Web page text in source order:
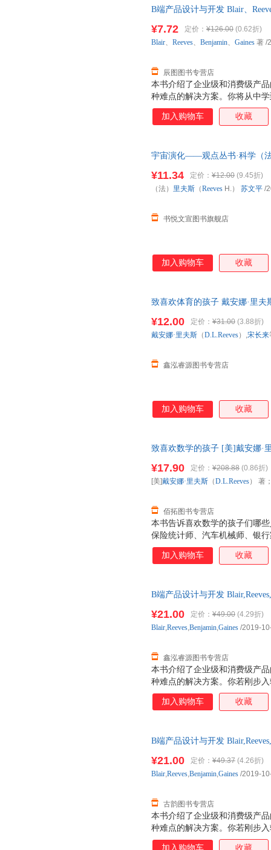
业发展方向的认识。
B端产品设计与开发 Blair、
本书介绍了企业级和消费级产
种难点的解决方案。你将从中
识和行业知识。 本书重点探讨
级产品经理的主要挑战。 l 高
业发展方向的认识。
¥7.72 定价： ¥126.00 (0.62折)
辰图图书专营店
Blair、 Reeves、 Benjamin、 Gaines 著 /
加入购物车 收藏
宇宙演化——观点丛书·科学（
可开发票,放心选购
¥11.34 定价： ¥12.00 (9.45折)
书悦文宣图书旗舰店
（法） 里夫斯 （Reeves H.） 苏文平 /
加入购物车 收藏
致喜欢体育的孩子 戴安娜·里夫
¥12.00 定价： ¥31.00 (3.88折)
鑫泓睿源图书专营店
戴安娜·里夫斯 （D.L.Reeves）,宋长来
加入购物车 收藏
致喜欢数学的孩子 [美]戴安娜·
本书告诉喜欢数学的孩子们哪
保险统计师、汽车机械师、银
¥17.90 定价： ¥208.88 (0.86折)
佰拓图书专营店
[美]戴安娜·里夫斯 （D.L.Reeves） 著
加入购物车 收藏
B端产品设计与开发
本书介绍了企业级和消费级产
种难点的解决方案。你若刚步
内容，相关建议非常多，但大
量软件，要面对一系列非常不
（和期望）产品管理能真正推
¥21.00 定价： ¥49.00 (4.29折)
鑫泓睿源图书专营店
Blair,Reeves,Benjamin,Gaines /2019-
加入购物车 收藏
B端产品设计与开发
本书介绍了企业级和消费级产
种难点的解决方案。你若刚步
内容，相关建议非常多，但大
¥21.00 定价： ¥49.37 (4.26折)
古韵图书专营店
Blair,Reeves,Benjamin,Gaines /2019-
加入购物车 收藏